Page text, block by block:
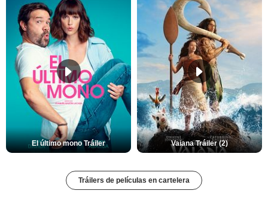
El último mono Tráiler Vaiana Tráiler (2)
Tráilers de películas en cartelera